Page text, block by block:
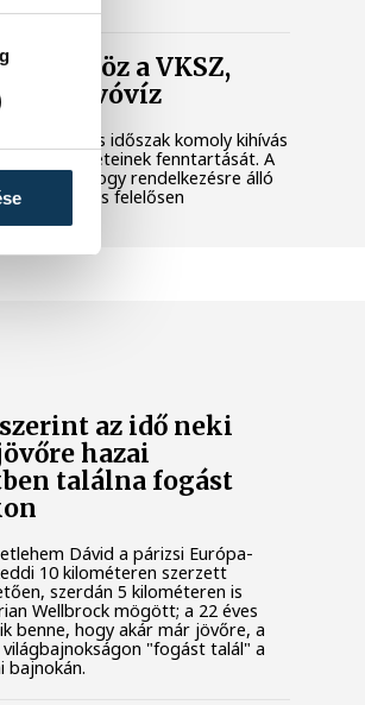
öntöz a VKSZ,
az ivóvíz
az aszályos időszak komoly kihívás
zöldfelületeinek fenntartását. A
célja, hogy rendelkezésre álló
és felelősen
az idő neki
hazai
találna fogást
Dávid a párizsi Európa-
10 kilométeren szerzett
szerdán 5 kilométeren is
Wellbrock mögött; a 22 éves
benne, hogy akár már jövőre, a
"fogást talál" a
bajnokán.